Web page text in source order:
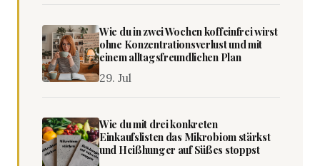
Wie du in zwei Wochen koffeinfrei wirst
ohne Konzentrationsverlust und mit
einem alltagsfreundlichen Plan
29. Jul
Wie du mit drei konkreten
Einkaufslisten das Mikrobiom stärkst
und Heißhunger auf Süßes stoppst